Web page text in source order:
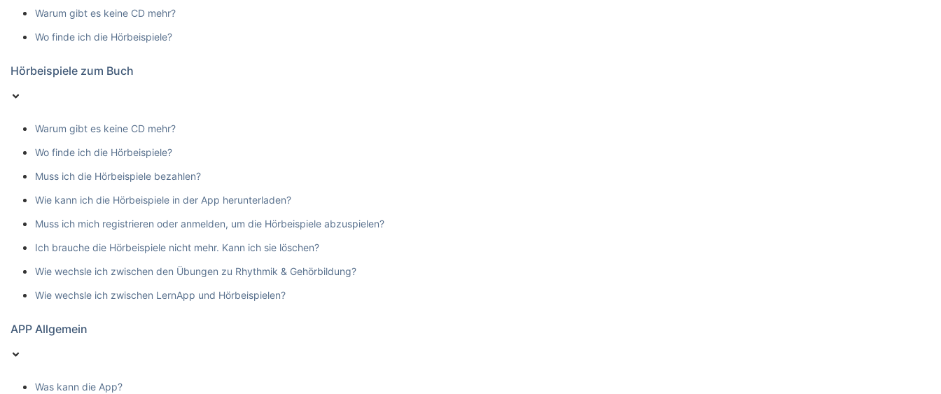
Warum gibt es keine CD mehr?
Wo finde ich die Hörbeispiele?
Hörbeispiele zum Buch
Warum gibt es keine CD mehr?
Wo finde ich die Hörbeispiele?
Muss ich die Hörbeispiele bezahlen?
Wie kann ich die Hörbeispiele in der App herunterladen?
Muss ich mich registrieren oder anmelden, um die Hörbeispiele abzuspielen?
Ich brauche die Hörbeispiele nicht mehr. Kann ich sie löschen?
Wie wechsle ich zwischen den Übungen zu Rhythmik & Gehörbildung?
Wie wechsle ich zwischen LernApp und Hörbeispielen?
APP Allgemein
Was kann die App?